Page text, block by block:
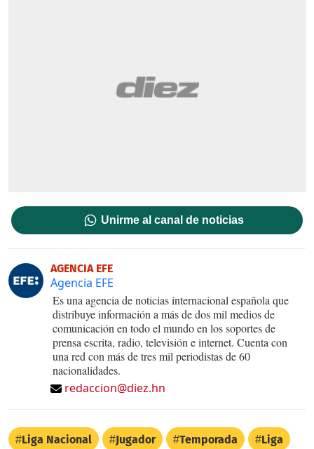
Unirme al canal de noticias
AGENCIA EFE
Agencia EFE
Es una agencia de noticias internacional española que
distribuye información a más de dos mil medios de
comunicación en todo el mundo en los soportes de
prensa escrita, radio, televisión e internet. Cuenta con
una red con más de tres mil periodistas de 60
nacionalidades.
redaccion@diez.hn
Liga Nacional Jugador Temporada Liga